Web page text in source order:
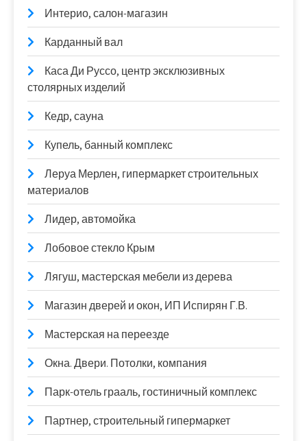
Интерио, салон-магазин
Карданный вал
Каса Ди Руссо, центр эксклюзивных
столярных изделий
Кедр, сауна
Купель, банный комплекс
Леруа Мерлен, гипермаркет строительных
материалов
Лидер, автомойка
Лобовое стекло Крым
Лягуш, мастерская мебели из дерева
Магазин дверей и окон, ИП Испирян Г.В.
Мастерская на переезде
Окна. Двери. Потолки, компания
Парк-отель грааль, гостиничный комплекс
Партнер, строительный гипермаркет